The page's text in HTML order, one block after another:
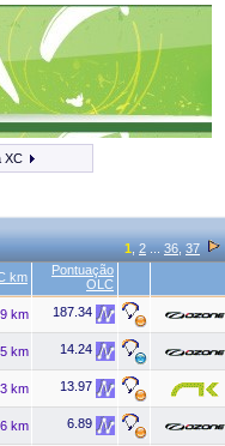
XC
1 2 36 37
km
Pontuação
OLC
km 187.34
km 14.24
km 13.97
km 6.89